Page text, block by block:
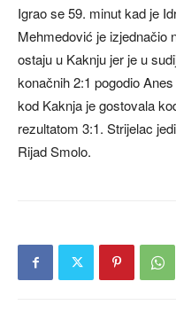
Igrao se 59. minut kad je
Mehmedović je izjednačio
ostaju u Kaknju jer je u
konačnih 2:1 pogodio
kod Kaknja je gostovala
rezultatom 3:1. Strijelac
Rijad Smolo.